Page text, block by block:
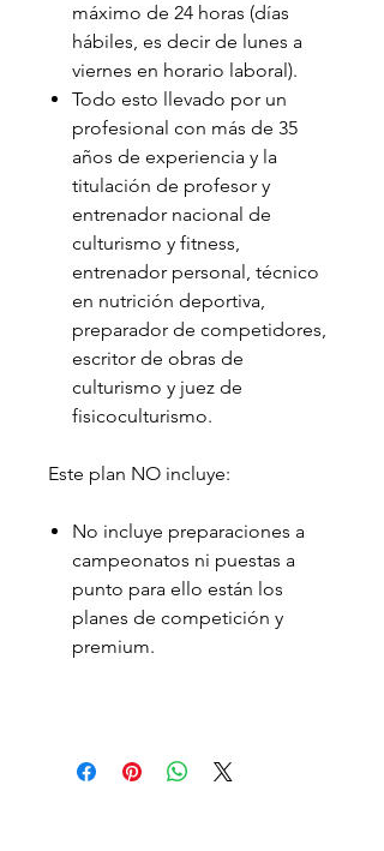
máximo de 24 horas (días
hábiles, es decir de lunes a
viernes en horario laboral).
Todo esto llevado por un
profesional con más de 35
años de experiencia y la
titulación de profesor y
entrenador nacional de
culturismo y fitness,
entrenador personal, técnico
en nutrición deportiva,
preparador de competidores,
escritor de obras de
culturismo y juez de
fisicoculturismo.
Este plan NO incluye:
No incluye preparaciones a
campeonatos ni puestas a
punto para ello están los
planes de competición y
premium.